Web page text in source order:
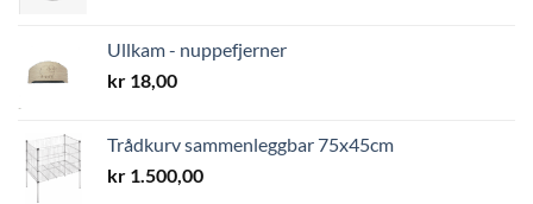
Ullkam - nuppefjerner
kr 18,00
Trådkurv sammenleggbar 75x45cm
kr 1.500,00